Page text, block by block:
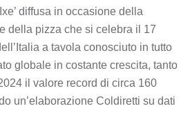
diffusa in occasione della
della pizza che si celebra il 17
a tavola conosciuto in tutto
globale in costante crescita, tanto
il valore record di circa 160
un’elaborazione Coldiretti su dati